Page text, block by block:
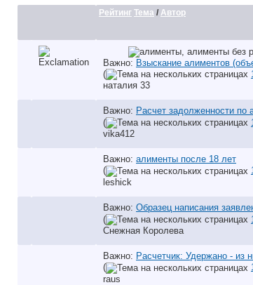
Рейтинг Тема / Автор
Важно: Взыскание алиментов
(
наталия 33
Важно: Расчет задолженности по
(
vika412
Важно: алименты после 18 лет
(
leshick
Важно: Образец написания
(
Снежная Королева
Важно: Расчетчик: Удержано - из
(
raus